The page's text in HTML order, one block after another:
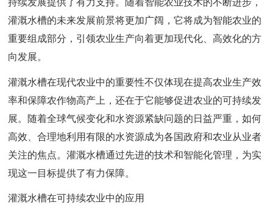
持续发展提供了有力支持。随着智能农业技术的不断进步，
灌溉水槽的未来发展前景将更加广阔，它将成为智能农业的
重要组成部分，引领农业生产向着更加现代化、高效化的方
向发展。
灌溉水槽在现代农业中的重要性不仅体现在提高农业生产效
率和保障农作物高产上，还在于它能够促进农业的可持续发
展。随着全球气候变化和水资源紧缺问题的日益严重，如何
高效、合理地利用有限的水资源成为各国政府和农业从业者
关注的焦点。灌溉水槽通过先进的技术和智能化管理，为实
现这一目标提供了有力保障。
灌溉水槽在可持续农业中的应用